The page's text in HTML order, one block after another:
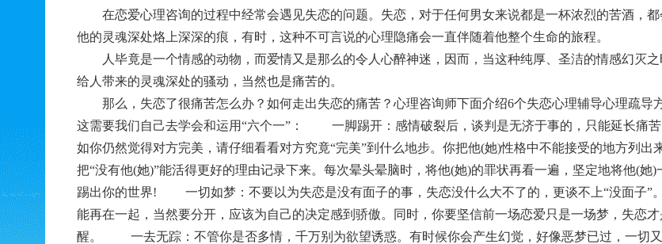
在恋爱心理咨询的过程中经常会遇见失恋的问题。失恋，对于任何男女来说都是一杯浓烈的苦酒，都
他的灵魂深处烙上深深的痕，有时，这种不可言说的心理隐痛会一直伴随着他整个生命的旅程。
人毕竟是一个情感的动物，而爱情又是那么的令人心醉神迷，因而，当这种纯厚、圣洁的情感幻灭之
给人带来的灵魂深处的骚动，当然也是痛苦的。
那么，失恋了很痛苦怎么办？如何走出失恋的痛苦？心理咨询师下面介绍6个失恋心理辅导心理疏导
这需要我们自己去学会和运用“六个一”：
一脚踢开：感情破裂后，谈判是无济于事的，只能延长痛苦
如你仍然觉得对方完美，请仔细看看对方究竟“完美”到什么地步。你把他(她)性格中不能接受的地方列出
把“没有他(她)”能活得更好的理由记录下来。每次晕头晕脑时，将他(她)的罪状再看一遍，坚定地将他(她)
踢出你的世界!
一切如梦：不要以为失恋是没有面子的事，失恋没什么大不了的，更谈不上“没面子”
能再在一起，当然要分开，应该为自己的决定感到骄傲。同时，你要坚信前一场恋爱只是一场梦，失恋
醒。
一去无踪：不管你是否多情，千万别为欲望诱惑。有时候你会产生幻觉，好像恶梦已过，一切